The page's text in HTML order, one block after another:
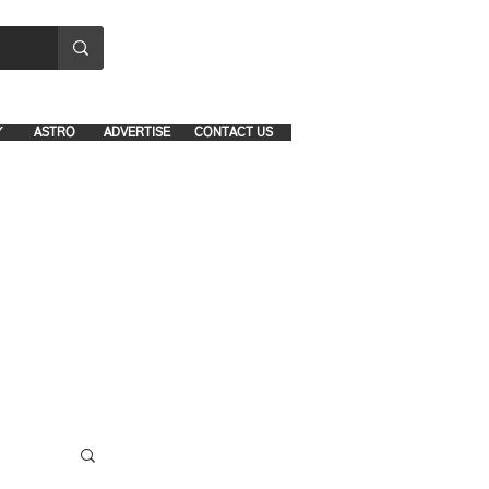
CONTACT US
ADVERTISE
ASTRO